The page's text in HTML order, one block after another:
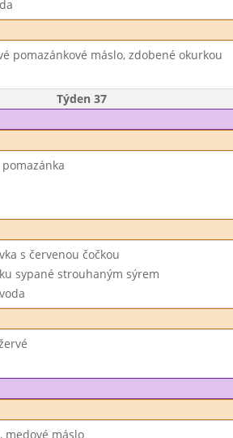
pomazánkové máslo, zdobené okurkou
Týden 37
s červenou čočkou
sypané strouhaným sýrem
medové máslo